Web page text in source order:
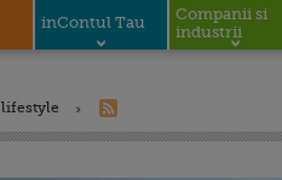
inContul Tau
Companii si
industrii
lifestyle